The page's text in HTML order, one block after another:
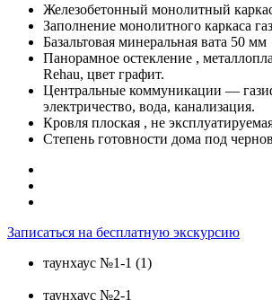
Железобетонный монолитный
Заполнение монолитного каркаса
Базальтовая минеральная вата 50 мм
Панорамное остекление ,
Rehau, цвет графит.
Центральные коммуникации —
электричество, вода, канализация.
Кровля плоская , не
Степень готовности дома под
Записаться на бесплатную экскурсию
таунхаус №1-1 (1)
таунхаус №2-1